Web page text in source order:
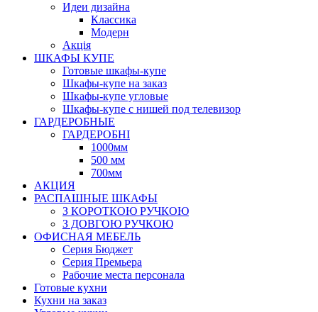
Идеи дизайна
Класcика
Модерн
Акція
ШКАФЫ КУПЕ
Готовые шкафы-купе
Шкафы-купе на заказ
Шкафы-купе угловые
Шкафы-купе с нишей под телевизор
ГАРДЕРОБНЫЕ
ГАРДЕРОБНІ
1000мм
500 мм
700мм
АКЦИЯ
РАСПАШНЫЕ ШКАФЫ
З КОРОТКОЮ РУЧКОЮ
З ДОВГОЮ РУЧКОЮ
ОФИСНАЯ МЕБЕЛЬ
Серия Бюджет
Серия Премьера
Рабочие места персонала
Готовые кухни
Кухни на заказ